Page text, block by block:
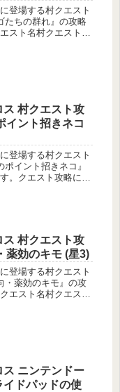
登場する村クエスト
ちの群れ』の攻略
スト名村クエスト2
ス 村クエスト攻
イント招きネコ
登場する村クエスト
イント招きネコ』
。クエスト攻略に役
ス 村クエスト攻
薬効のキモ (星3)
登場する村クエスト
・薬効のキモ』の攻
エスト名村クエスト
ス ニンテンドー
ドパッドの使